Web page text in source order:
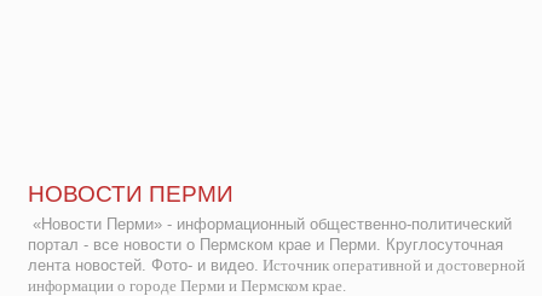
НОВОСТИ ПЕРМИ
«Новости Перми» - информационный общественно-политический
портал - все новости о Пермском крае и Перми. Круглосуточная
лента новостей. Фото- и видео. Источник оперативной и достоверной
информации о городе Перми и Пермском крае.